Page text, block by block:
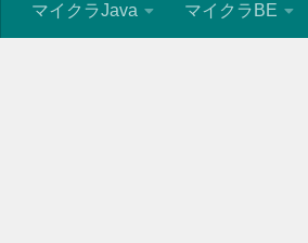
マイクラJava マイクラBE